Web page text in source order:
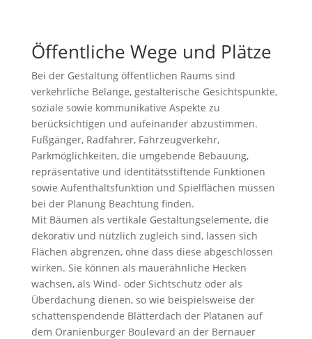
Öffentliche Wege und Plätze
Bei der Gestaltung öffentlichen Raums sind
verkehrliche Belange, gestalterische Gesichtspunkte,
soziale sowie kommunikative Aspekte zu
berücksichtigen und aufeinander abzustimmen.
Fußgänger, Radfahrer, Fahrzeugverkehr,
Parkmöglichkeiten, die umgebende Bebauung,
repräsentative und identitätsstiftende Funktionen
sowie Aufenthaltsfunktion und Spielflächen müssen
bei der Planung Beachtung finden.
Mit Bäumen als vertikale Gestaltungselemente, die
dekorativ und nützlich zugleich sind, lassen sich
Flächen abgrenzen, ohne dass diese abgeschlossen
wirken. Sie können als mauerähnliche Hecken
wachsen, als Wind- oder Sichtschutz oder als
Überdachung dienen, so wie beispielsweise der
schattenspendende Blätterdach der Platanen auf
dem Oranienburger Boulevard an der Bernauer